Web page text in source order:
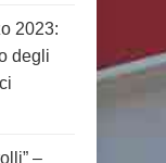
2023:
degli
–